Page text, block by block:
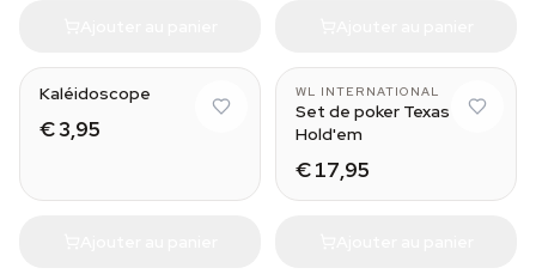
Kaléidoscope
€ 3,95
WL INTERNATIONAL
Set de poker Texas
Hold'em
€ 17,95